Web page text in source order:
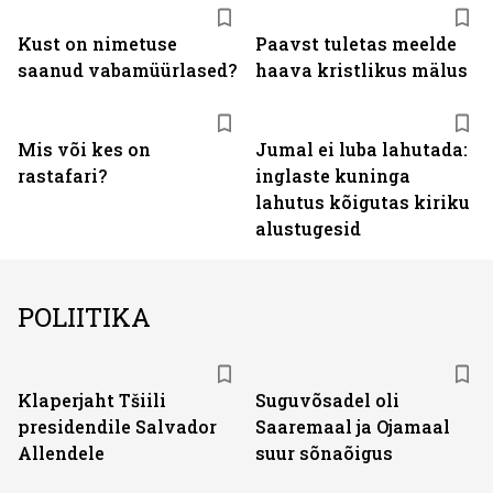
Kust on nimetuse
saanud vabamüürlased?
Paavst tuletas meelde
haava kristlikus mälus
Mis või kes on
rastafari?
Jumal ei luba lahutada:
inglaste kuninga
lahutus kõigutas kiriku
alustugesid
POLIITIKA
Klaperjaht Tšiili
presidendile Salvador
Allendele
Suguvõsadel oli
Saaremaal ja Ojamaal
suur sõnaõigus